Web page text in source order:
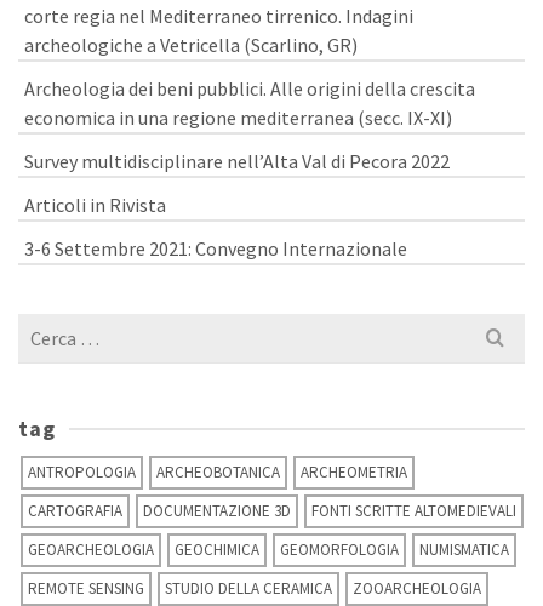
corte regia nel Mediterraneo tirrenico. Indagini
archeologiche a Vetricella (Scarlino, GR)
Archeologia dei beni pubblici. Alle origini della crescita
economica in una regione mediterranea (secc. IX-XI)
Survey multidisciplinare nell’Alta Val di Pecora 2022
Articoli in Rivista
3-6 Settembre 2021: Convegno Internazionale
Cerca
tag
ANTROPOLOGIA ARCHEOBOTANICA
ARCHEOMETRIA
CARTOGRAFIA
DOCUMENTAZIONE 3D
FONTI SCRITTE ALTOMEDIEVALI
GEOARCHEOLOGIA
GEOCHIMICA GEOMORFOLOGIA
NUMISMATICA
REMOTE SENSING
STUDIO DELLA CERAMICA ZOOARCHEOLOGIA